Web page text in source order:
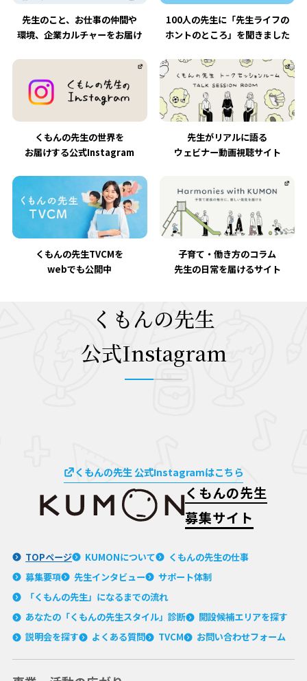
先生のこと、お仕事の仲間や
環境、企業カルチャーをお届け
100人の先生に「先生ライフの
ホントのところ」を聞きました
くもんの先生の世界を
お届けする公式Instagram
先生がリアルに語る
ウェビナー動画視聴サイト
くもんの先生TVCMを
webでも公開中
子育て・働き方のコラム
先生の日常を届けるサイト
くもんの先生
公式Instagram
くもんの先生 公式Instagramはこちら
くもんの先生
募集サイト
TOPページ KUMONについて
くもんの先生の仕事
募集要項
先生インタビュー
サポート体制
「くもんの先生」になるまでの流れ
あなたの「くもんの先生スタイル」診断
開設候補エリアを探す
説明会を探す
よくある質問 TVCM お問い合わせフォーム